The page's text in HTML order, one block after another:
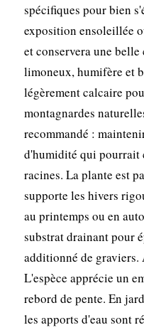
spécifiques pour bien
exposition ensoleillée
et conservera une
limoneux, humifère et
légèrement calcaire
montagnardes
recommandé :
d'humidité qui pourrait
racines. La plante est
supporte les hivers
au printemps ou en
substrat drainant pour
additionné de graviers.
L'espèce apprécie un
rebord de pente. En
les apports d'eau sont